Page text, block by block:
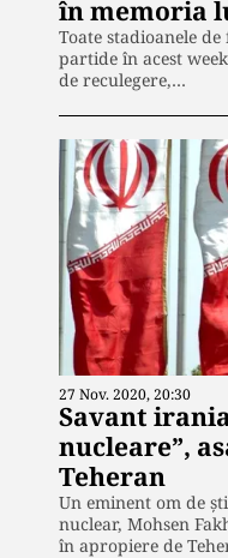
în memoria
Toate stadioanele
partide în acest
de reculegere,…
27 Nov. 2020, 20:30
Savant
nucleare”,
Teheran
Un eminent om de
nuclear, Mohsen
în apropiere de